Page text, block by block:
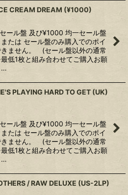
CREAM DREAM (¥1000)
ール盤 及び¥1000 均一セール盤
たは セール盤のみ購入でのポイ
きません。 (セール盤以外の通常
低1枚と組み合わせてご購入お願
…
PLAYING HARD TO GET (UK)
ール盤 及び¥1000 均一セール盤
たは セール盤のみ購入でのポイ
きません。 (セール盤以外の通常
低1枚と組み合わせてご購入お願
…
/ RAW DELUXE (US-2LP)